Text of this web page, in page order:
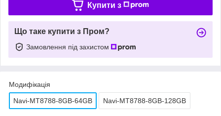
Купити з
Що таке купити з Пром?
Замовлення під захистом
Модифікація
Navi-MT8788-8GB-64GB Navi-MT8788-8GB-128GB